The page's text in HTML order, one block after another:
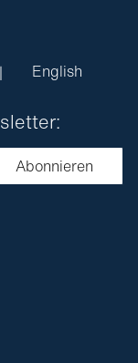
English
Abonnieren